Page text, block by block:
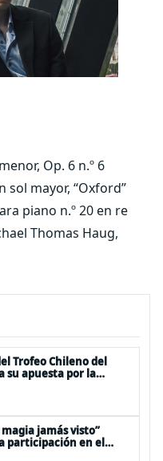
Op. 6 n.º 6
sol mayor, “Oxford”
piano n.º 20 en re
Thomas Haug,
Trofeo Chileno del
su apuesta por la
instrumento en
jamás visto”
participación en el
2026